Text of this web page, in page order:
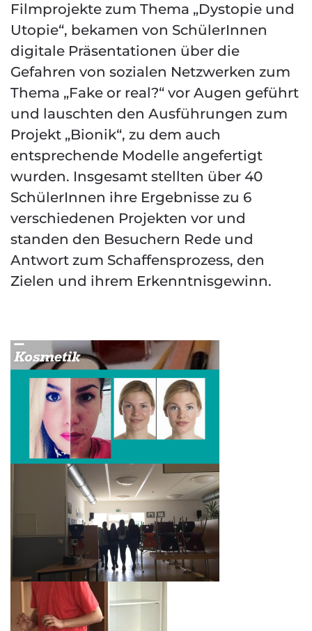
Filmprojekte zum Thema „Dystopie und
Utopie“, bekamen von SchülerInnen
digitale Präsentationen über die
Gefahren von sozialen Netzwerken zum
Thema „Fake or real?“ vor Augen geführt
und lauschten den Ausführungen zum
Projekt „Bionik“, zu dem auch
entsprechende Modelle angefertigt
wurden. Insgesamt stellten über 40
SchülerInnen ihre Ergebnisse zu 6
verschiedenen Projekten vor und
standen den Besuchern Rede und
Antwort zum Schaffensprozess, den
Zielen und ihrem Erkenntnisgewinn.